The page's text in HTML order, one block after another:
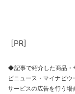
[PR]
◆記事で紹介した商品・
ビニュース・マイナビ
サービスの広告を行う場